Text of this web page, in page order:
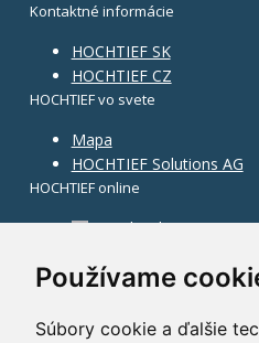
Používame
Súbory cookie a ďalšie
Kontaktné informácie
HOCHTIEF SK
HOCHTIEF CZ
HOCHTIEF vo svete
Mapa
HOCHTIEF Solutions AG
HOCHTIEF online
Facebook